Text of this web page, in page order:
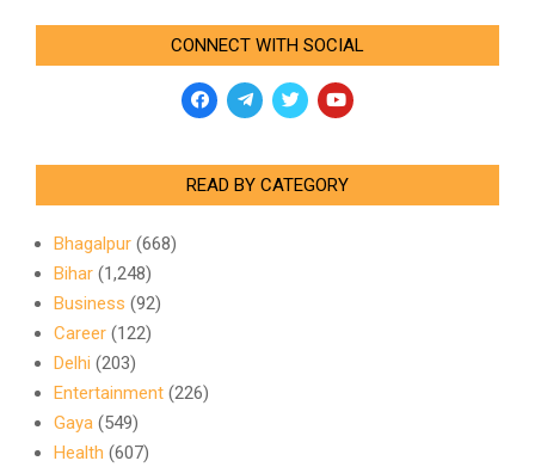
CONNECT WITH SOCIAL
READ BY CATEGORY
Bhagalpur (668)
Bihar (1,248)
Business (92)
Career (122)
Delhi (203)
Entertainment (226)
Gaya (549)
Health (607)